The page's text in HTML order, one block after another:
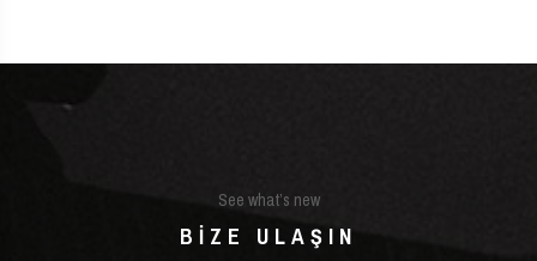
See what’s new
BIZE ULAŞIN